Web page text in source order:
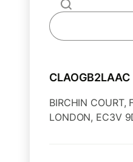
CLAOGB2LAAC
BIRCHIN COURT,
LONDON, EC3V